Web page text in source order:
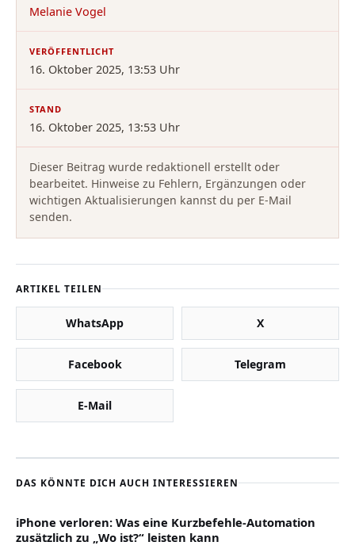
Melanie Vogel
VERÖFFENTLICHT
16. Oktober 2025, 13:53 Uhr
STAND
16. Oktober 2025, 13:53 Uhr
Dieser Beitrag wurde redaktionell erstellt oder
bearbeitet. Hinweise zu Fehlern, Ergänzungen oder
wichtigen Aktualisierungen kannst du per E-Mail
senden.
ARTIKEL TEILEN
WhatsApp X
Facebook Telegram
E-Mail
DAS KÖNNTE DICH AUCH INTERESSIEREN
iPhone verloren: Was eine Kurzbefehle-Automation
zusätzlich zu „Wo ist?“ leisten kann